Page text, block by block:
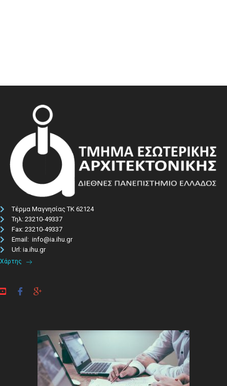
Τέρμα Μαγνησίας ΤΚ 62124
Τηλ: 23210-49337​
Fax: 23210-49337
Email: info@ia.ihu.gr
Url: ia.ihu.gr
Χάρτης